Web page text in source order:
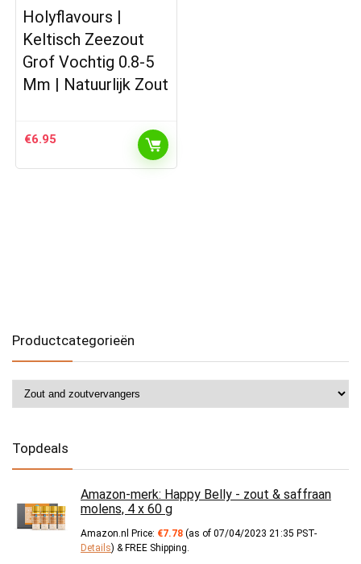
Holyflavours |
Keltisch Zeezout
Grof Vochtig 0.8-5
Mm | Natuurlijk Zout
€6.95
Productcategorieën
Topdeals
Amazon-merk: Happy Belly - zout & saffraan
molens, 4 x 60 g
Amazon.nl Price: €7.78 (as of 07/04/2023 21:35 PST-
Details) & FREE Shipping